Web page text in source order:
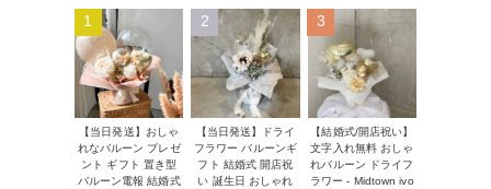
コンフェッティバルーン
フリンジバルーン
デコレーションセット
プロップスバルーン
開店・周年祝い
発表会・劇場
その他お祝い
クリスマス
Q&A
メッセージカード・電報について
オーダーメイドについて
セミオーダーについて
フリンジバルーンについて
1
【当日発送】おしゃ
れなバルーン プレゼ
ント ギフト 置き型
バルーン電報 結婚式
2
【当日発送】ドライ
フラワー バルーンギ
フト 結婚式 開店祝
い 誕生日 おしゃれ
3
【結婚式/開店祝い】
文字入れ無料 おしゃ
れバルーン ドライフ
ラワー - Midtown ivo